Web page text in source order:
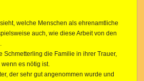
welche Menschen als ehrenamtliche
auch, wie diese Arbeit von den
Schmetterling die Familie in ihrer Trauer,
es nötig ist.
der sehr gut angenommen wurde und